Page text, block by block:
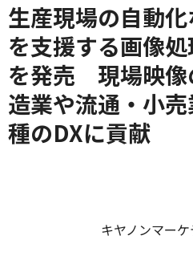
生産現場の自動
を支援する画像
を発売 現場映像
造業や流通・小
種のDXに貢献
キヤノンマー